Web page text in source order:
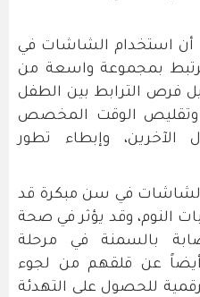
أن استخدام الشاشات في
بمجموعة واسعة من
فرص الترابط بين الطفل
وتقليص الوقت المخصص
الآخرين، وإبطاء تطور
الشاشات في سن مبكرة قد
النوم، وقد يؤثر في صحة
بالسمنة في مرحلة
أيضاً عن قلقهم من لجوء
للحصول على التهدئة